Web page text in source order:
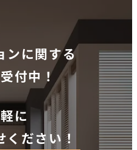
ンに関する
付中！
に
ださい！